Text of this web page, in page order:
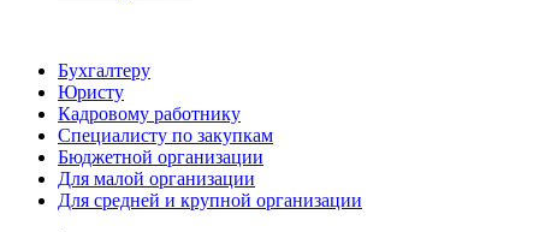
Бухгалтеру
Юристу
Кадровому работнику
Специалисту по закупкам
Бюджетной организации
Для малой организации
Для средней и крупной организации